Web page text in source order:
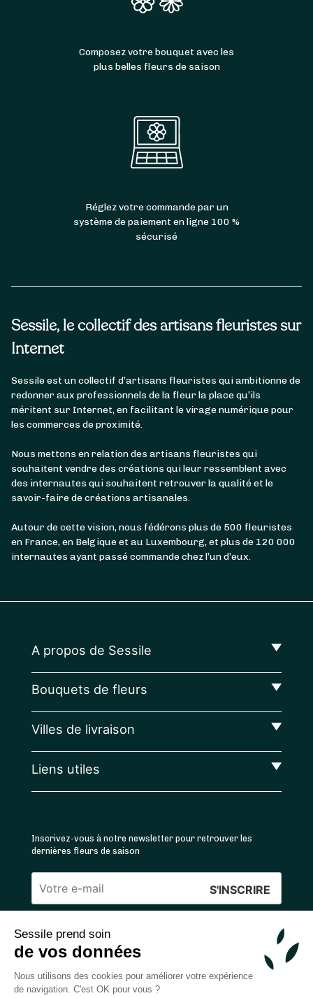
Sessile prend soin
de vos données
Nous utilisons des cookies pour améliorer votre expérience
de navigation. C'est OK pour vous ?
Sessile, le collectif des artisans fleuristes sur
Internet
Sessile est un collectif d’artisans fleuristes qui ambitionne de
redonner aux professionnels de la fleur la place qu’ils
méritent sur Internet, en facilitant le virage numérique pour
les commerces de proximité.
Nous mettons en relation des artisans fleuristes qui
souhaitent vendre des créations qui leur ressemblent avec
des internautes qui souhaitent retrouver la qualité et le
savoir-faire de créations artisanales.
Autour de cette vision, nous fédérons plus de 500 fleuristes
en France, en Belgique et au Luxembourg, et plus de 120 000
internautes ayant passé commande chez l’un d’eux.
Composez votre bouquet avec les
plus belles fleurs de saison
Réglez votre commande par un
système de paiement en ligne 100 %
sécurisé
A propos de Sessile
Bouquets de fleurs
Villes de livraison
Liens utiles
Inscrivez-vous à notre newsletter pour retrouver les
dernières fleurs de saison
Veuillez
ce
champ
4.4 /5 ⭐ | 120 000+ bouquets livrés |
Achats 100% sécurisés